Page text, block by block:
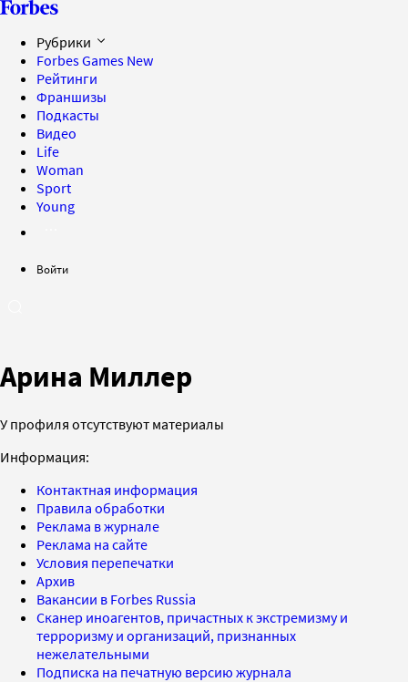
Рубрики
Forbes Games New
Рейтинги
Франшизы
Подкасты
Видео
Life
Woman
Sport
Young
Войти
Арина Миллер
У профиля отсутствуют материалы
Информация:
Контактная информация
Правила обработки
Реклама в журнале
Реклама на сайте
Условия перепечатки
Архив
Вакансии в Forbes Russia
Сканер иноагентов, причастных к экстремизму и
терроризму и организаций, признанных
нежелательными
Подписка на печатную версию журнала